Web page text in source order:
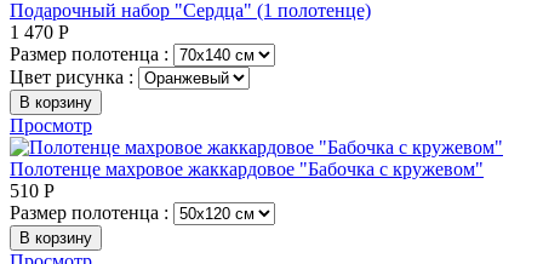
Подарочный набор "Сердца" (1 полотенце)
1 470 Р
Размер полотенца :
Цвет рисунка :
В корзину
Просмотр
Полотенце махровое жаккардовое "Бабочка с кружевом"
510 Р
Размер полотенца :
В корзину